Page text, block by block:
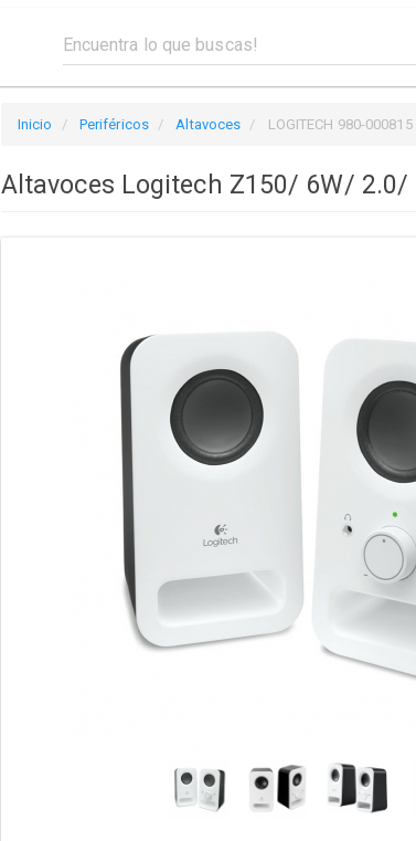
Inicio Periféricos Altavoces LOGITECH 980-000815
Altavoces Logitech Z150/ 6W/ 2.0/